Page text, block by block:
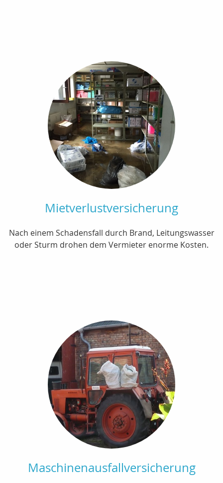
Mietverlustversicherung
Nach einem Schadensfall durch Brand, Leitungswasser
oder Sturm drohen dem Vermieter enorme Kosten.
Maschinenausfallversicherung